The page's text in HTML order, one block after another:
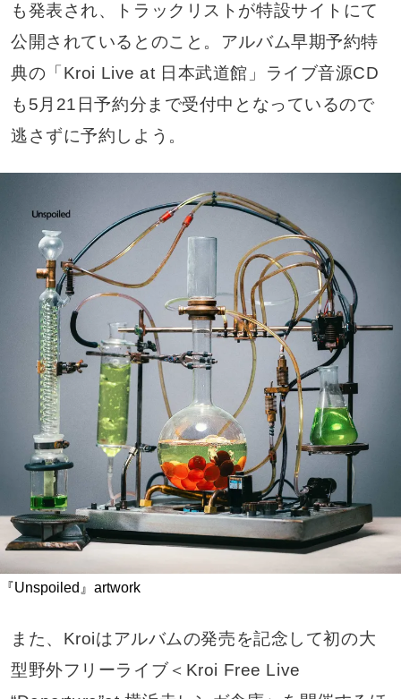
も発表され、トラックリストが特設サイトにて
公開されているとのこと。アルバム早期予約特
典の「Kroi Live at 日本武道館」ライブ音源CD
も5月21日予約分まで受付中となっているので
逃さずに予約しよう。
『Unspoiled』artwork
また、Kroiはアルバムの発売を記念して初の大
型野外フリーライブ＜Kroi Free Live